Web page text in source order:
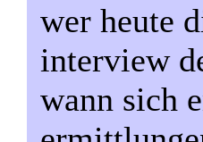
wer heute
interview
wann sich